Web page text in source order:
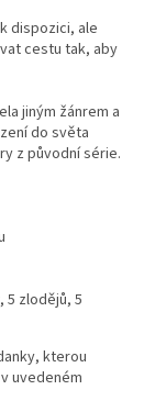
dispozici, ale
cestu tak, aby
jiným žánrem a
do světa
z původní série.
5 zlodějů, 5
kterou
uvedeném